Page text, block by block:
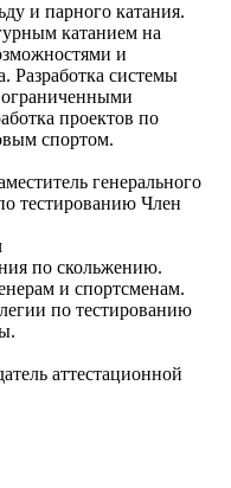
и парного катания.
катанием на
и
Разработка системы
проектов по
спортом.
генерального
тестированию Член
по скольжению.
и спортсменам.
по тестированию
аттестационной